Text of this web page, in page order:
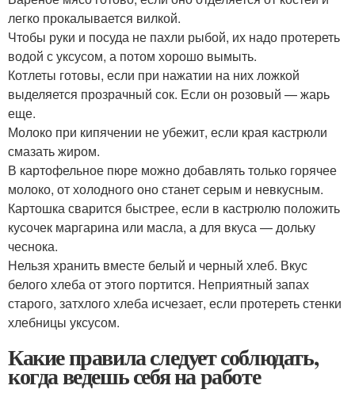
легко прокалывается вилкой.
Чтобы руки и посуда не пахли рыбой, их надо протереть
водой с уксусом, а потом хорошо вымыть.
Котлеты готовы, если при нажатии на них ложкой
выделяется прозрачный сок. Если он розовый — жарь
еще.
Молоко при кипячении не убежит, если края кастрюли
смазать жиром.
В картофельное пюре можно добавлять только горячее
молоко, от холодного оно станет серым и невкусным.
Картошка сварится быстрее, если в кастрюлю положить
кусочек маргарина или масла, а для вкуса — дольку
чеснока.
Нельзя хранить вместе белый и черный хлеб. Вкус
белого хлеба от этого портится. Неприятный запах
старого, затхлого хлеба исчезает, если протереть стенки
хлебницы уксусом.
Какие правила следует соблюдать,
когда ведешь себя на работе